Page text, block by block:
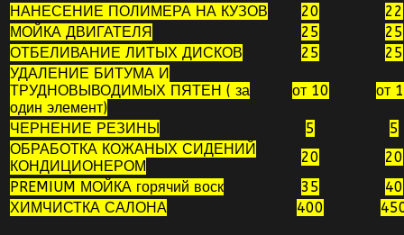
НАНЕСЕНИЕ ПОЛИМЕРА НА КУЗОВ 20
22
МОЙКА ДВИГАТЕЛЯ
25
25
ОТБЕЛИВАНИЕ ЛИТЫХ ДИСКОВ
25
25
УДАЛЕНИЕ БИТУМА И
ТРУДНОВЫВОДИМЫХ ПЯТЕН ( за
один элемент)
от 10 от
ЧЕРНЕНИЕ РЕЗИНЫ 5
5
ОБРАБОТКА КОЖАНЫХ СИДЕНИЙ
КОНДИЦИОНЕРОМ
20
20
PREMIUM МОЙКА горячий воск
35
40
ХИМЧИСТКА САЛОНА
400